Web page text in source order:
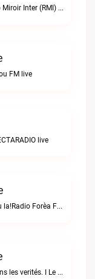
Live from Boucan CarréRadio Miroir Inter (RMI) live
FM live
live
Mapou a tonbe, Forè a toujou la!Radio Forèa Fm live
Eclairons les idées, distinguons les verités. I Le repère des infos sûres.Le Distingo Info live